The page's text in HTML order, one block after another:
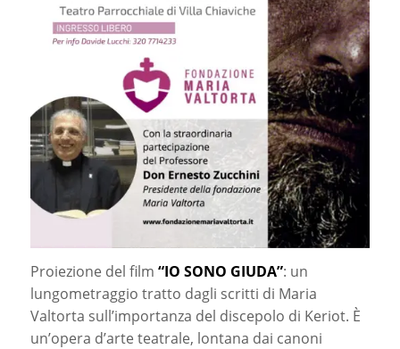
Proiezione del film “IO SONO GIUDA”: un
lungometraggio tratto dagli scritti di Maria
Valtorta sull’importanza del discepolo di Keriot. È
un’opera d’arte teatrale, lontana dai canoni